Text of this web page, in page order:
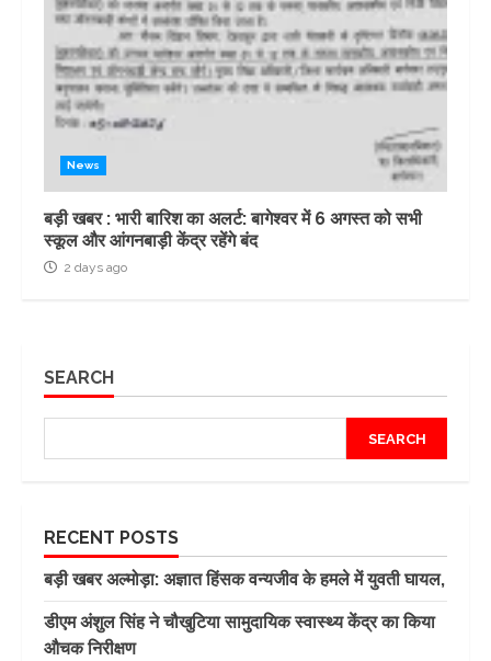
News
बड़ी खबर : भारी बारिश का अलर्ट: बागेश्वर में 6 अगस्त को सभी
स्कूल और आंगनबाड़ी केंद्र रहेंगे बंद
2 days ago
SEARCH
SEARCH
RECENT POSTS
बड़ी खबर अल्मोड़ा: अज्ञात हिंसक वन्यजीव के हमले में युवती घायल,
डीएम अंशुल सिंह ने चौखुटिया सामुदायिक स्वास्थ्य केंद्र का किया
औचक निरीक्षण